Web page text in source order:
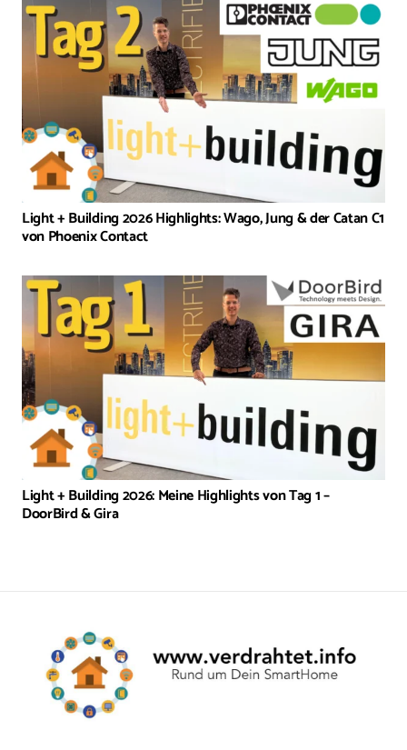
Light + Building 2026 Highlights: Wago, Jung & der Catan C1
von Phoenix Contact
Light + Building 2026: Meine Highlights von Tag 1 –
DoorBird & Gira